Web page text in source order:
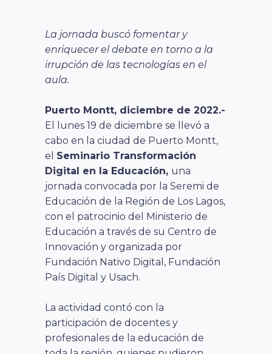
La jornada buscó fomentar y
enriquecer el debate en torno a la
irrupción de las tecnologías en el
aula.
Puerto Montt, diciembre de 2022.-
El lunes 19 de diciembre se llevó a
cabo en la ciudad de Puerto Montt,
el Seminario Transformación
Digital en la Educación, una
jornada convocada por la Seremi de
Educación de la Región de Los Lagos,
con el patrocinio del Ministerio de
Educación a través de su Centro de
Innovación y organizada por
Fundación Nativo Digital, Fundación
País Digital y Usach.
La actividad contó con la
participación de docentes y
profesionales de la educación de